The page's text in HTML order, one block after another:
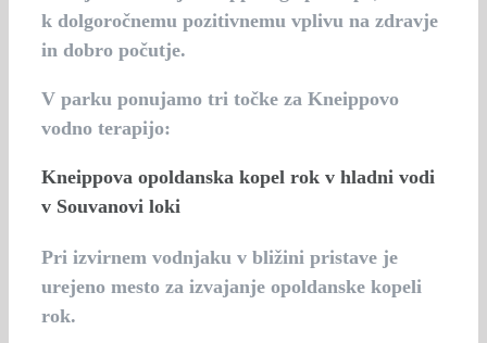
k dolgoročnemu pozitivnemu vplivu na zdravje
in dobro počutje.
V parku ponujamo tri točke za Kneippovo
vodno terapijo:
Kneippova opoldanska kopel rok v hladni vodi
v Souvanovi loki
Pri izvirnem vodnjaku v bližini pristave je
urejeno mesto za izvajanje opoldanske kopeli
rok.